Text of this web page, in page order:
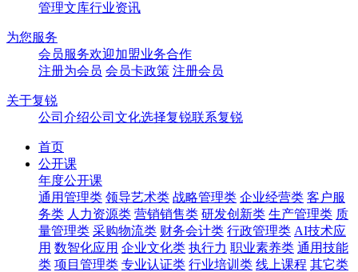
管理文库行业资讯
为您服务
会员服务欢迎加盟业务合作
注册为会员 会员卡政策 注册会员
关于复锐
公司介绍公司文化选择复锐联系复锐
首页
公开课
年度公开课
通用管理类 领导艺术类 战略管理类 企业经营类 客户服
务类 人力资源类 营销销售类 研发创新类 生产管理类 质
量管理类 采购物流类 财务会计类 行政管理类 AI技术应
用 数智化应用 企业文化类 执行力 职业素养类 通用技能
类 项目管理类 专业认证类 行业培训类 线上课程 其它类